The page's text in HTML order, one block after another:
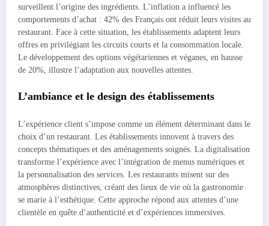
surveillent l’origine des ingrédients. L’inflation a influencé les
comportements d’achat : 42% des Français ont réduit leurs visites au
restaurant. Face à cette situation, les établissements adaptent leurs
offres en privilégiant les circuits courts et la consommation locale.
Le développement des options végétariennes et véganes, en hausse
de 20%, illustre l’adaptation aux nouvelles attentes.
L’ambiance et le design des établissements
L’expérience client s’impose comme un élément déterminant dans le
choix d’un restaurant. Les établissements innovent à travers des
concepts thématiques et des aménagements soignés. La digitalisation
transforme l’expérience avec l’intégration de menus numériques et
la personnalisation des services. Les restaurants misent sur des
atmosphères distinctives, créant des lieux de vie où la gastronomie
se marie à l’esthétique. Cette approche répond aux attentes d’une
clientèle en quête d’authenticité et d’expériences immersives.